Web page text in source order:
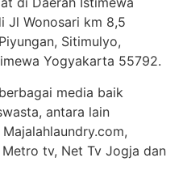
Jl Wonosari km 8,5
Sitimulyo,
Yogyakarta 55792.
media baik
antara lain
tv, Net Tv Jogja dan